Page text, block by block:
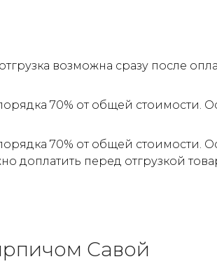
возможна сразу после
70% от общей стоимости.
70% от общей стоимости.
доплатить перед отгрузкой
Савой